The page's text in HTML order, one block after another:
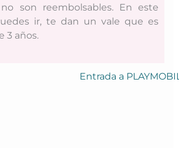
son reembolsables. En este
ir, te dan un vale que es
3 años.